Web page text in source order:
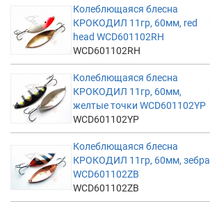
Колеблющаяся блесна
КРОКОДИЛ 11гр, 60мм, red
head WCD601102RH
WCD601102RH
Колеблющаяся блесна
КРОКОДИЛ 11гр, 60мм,
желтые точки WCD601102YP
WCD601102YP
Колеблющаяся блесна
КРОКОДИЛ 11гр, 60мм, зебра
WCD601102ZB
WCD601102ZB